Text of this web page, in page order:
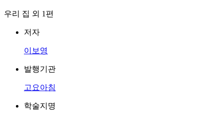
우리 집 외 1편
저자
이보영
발행기관
고요아침
학술지명